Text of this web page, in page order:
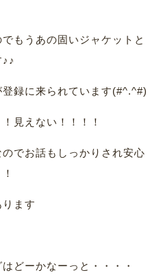
もうあの固いジャケットと
録に来られています(#^.^#)
見えない！！！！
でお話もしっかりされ安心
ます
どーかなーっと・・・・